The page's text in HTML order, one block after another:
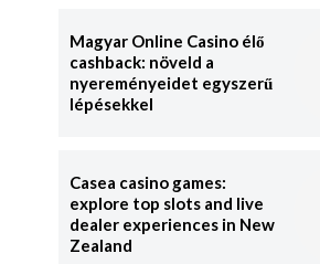
Magyar Online Casino élő
cashback: növeld a
nyereményeidet egyszerű
lépésekkel
Casea casino games:
explore top slots and live
dealer experiences in New
Zealand